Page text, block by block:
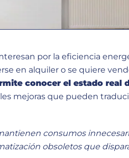
por la eficiencia
en alquiler o se quiere
conocer el estado
mejoras que pueden
consumos
obsoletos que